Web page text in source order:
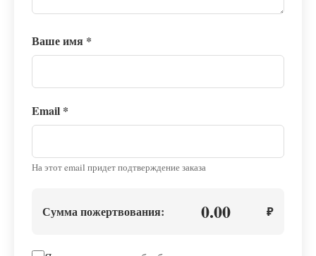
Ваше имя *
Email *
На этот email придет подтверждение заказа
Сумма пожертвования: 0.00 ₽